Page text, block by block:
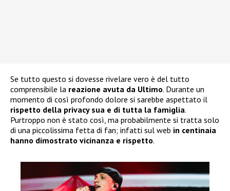
Se tutto questo si dovesse rivelare vero è del tutto
comprensibile la reazione avuta da Ultimo. Durante un
momento di così profondo dolore si sarebbe aspettato il
rispetto della privacy sua e di tutta la famiglia.
Purtroppo non è stato così, ma probabilmente si tratta solo
di una piccolissima fetta di fan; infatti sul web in centinaia
hanno dimostrato vicinanza e rispetto.